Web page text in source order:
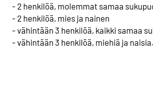
- 2 henkilöä, molemmat samaa
- 2 henkilöä, mies ja nainen
- vähintään 3 henkilöä, kaikki samaa
- vähintään 3 henkilöä, miehiä ja naisia.